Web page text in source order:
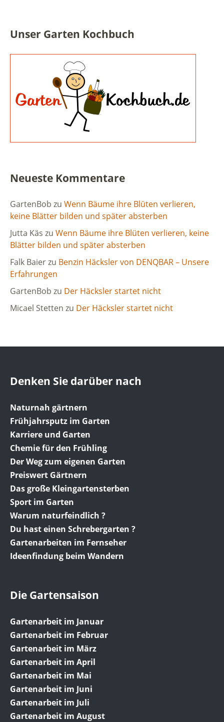
Unser Garten Kochbuch
Neueste Kommentare
GartenBob zu Wenn Bäume ihre Blüten verlieren,
keine Blätter bilden und später absterben
Jutta Käs zu Wenn Bäume ihre Blüten verlieren, keine
Blätter bilden und später absterben
Falk Baierzu Benzin Häcksler von DENQBAR – Unsere
Erfahrungen
GartenBob zu Der Häcksler startet nicht
Micael Stetten zu Der Häcksler startet nicht
Denken Sie darüber nach
Naturnah gärtnern
Frühjahrsputz im Garten
Karriere und Garten
Chemie für den Frühling
Der Weg zum eigenen Garten
Preiswert Gärtnern
Das große Kleingartensterben
Sport im Garten
Warum naturfeindlich ?
Du hast einen Schrebergarten ?
Gartenarbeiten im Fernseher
Ideenfindung beim Wandern
Die Gartensaison
Gartenarbeit im Januar
Gartenarbeit im Februar
Gartenarbeit im März
Gartenarbeit im April
Gartenarbeit im Mai
Gartenarbeit im Juni
Gartenarbeit im Juli
Gartenarbeit im August